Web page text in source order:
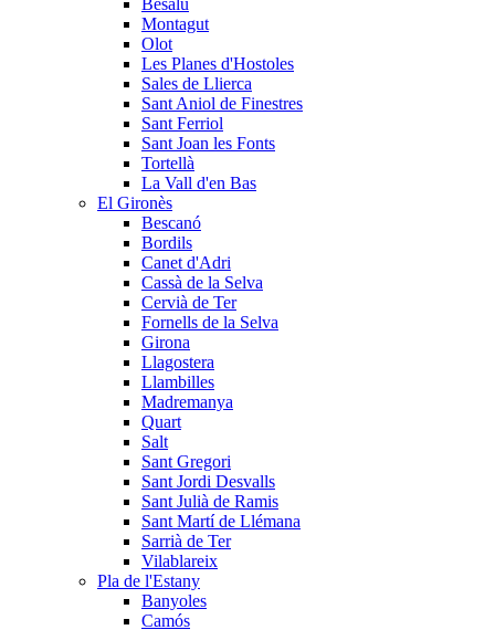
Besalú
Montagut
Olot
Les Planes d'Hostoles
Sales de Llierca
Sant Aniol de Finestres
Sant Ferriol
Sant Joan les Fonts
Tortellà
La Vall d'en Bas
El Gironès
Bescanó
Bordils
Canet d'Adri
Cassà de la Selva
Cervià de Ter
Fornells de la Selva
Girona
Llagostera
Llambilles
Madremanya
Quart
Salt
Sant Gregori
Sant Jordi Desvalls
Sant Julià de Ramis
Sant Martí de Llémana
Sarrià de Ter
Vilablareix
Pla de l'Estany
Banyoles
Camós